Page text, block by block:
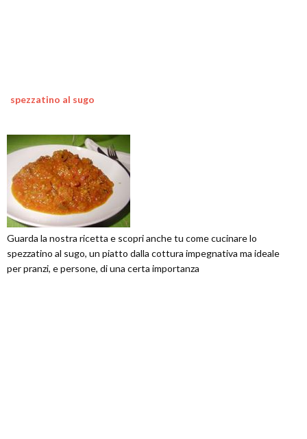
spezzatino al sugo
Guarda la nostra ricetta e scopri anche tu come cucinare lo
spezzatino al sugo, un piatto dalla cottura impegnativa ma ideale
per pranzi, e persone, di una certa importanza